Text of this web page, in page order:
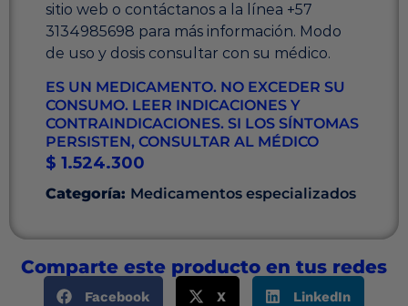
sitio web o contáctanos a la línea +57
3134985698 para más información. Modo
de uso y dosis consultar con su médico.
ES UN MEDICAMENTO. NO EXCEDER SU
CONSUMO. LEER INDICACIONES Y
CONTRAINDICACIONES. SI LOS SÍNTOMAS
PERSISTEN, CONSULTAR AL MÉDICO
$ 1.524.300
Categoría: Medicamentos especializados
Comparte este producto en tus redes
Facebook X LinkedIn